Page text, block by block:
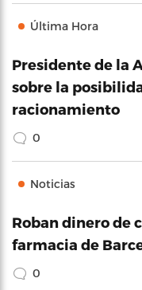
Última Hora
Presidente de la
sobre la
racionamiento
0
Noticias
Roban dinero de
farmacia de
0